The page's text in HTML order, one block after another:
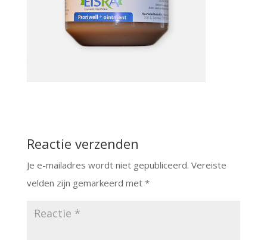
Reactie verzenden
Je e-mailadres wordt niet gepubliceerd. Vereiste
velden zijn gemarkeerd met *